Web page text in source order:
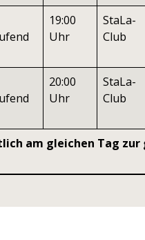
19:00
Uhr
StaLa-
Club
20:00
Uhr
StaLa-
Club
am gleichen Tag